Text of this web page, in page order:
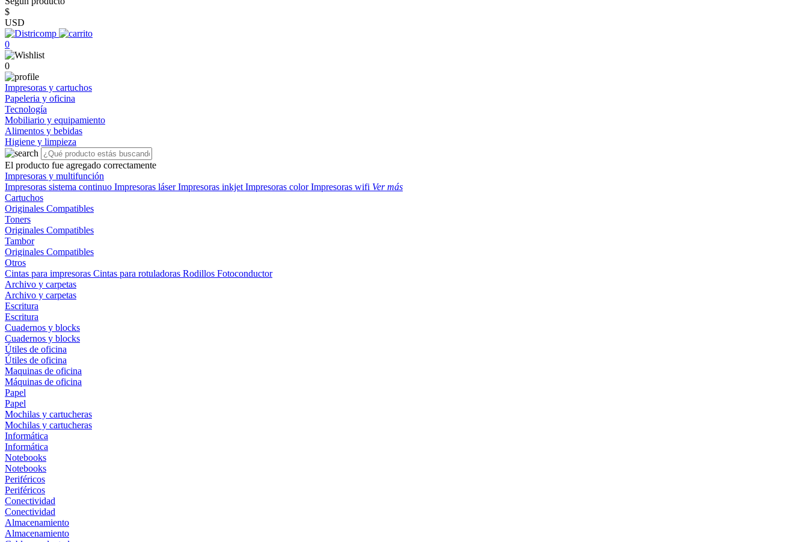
$
USD
0
0
Impresoras y cartuchos
Papeleria y oficina
Tecnología
Mobiliario y equipamiento
Alimentos y bebidas
Higiene y limpieza
El producto fue agregado correctamente
Impresoras y multifunción
Impresoras sistema continuo Impresoras láserImpresoras inkjet Impresoras colorImpresoras wifi Ver más
Cartuchos
Originales Compatibles
Toners
Originales Compatibles
Tambor
Originales Compatibles
Otros
Cintas para impresoras Cintas para rotuladoras Rodillos Fotoconductor
Archivo y carpetas
Archivo y carpetas
Escritura
Escritura
Cuadernos y blocks
Cuadernos y blocks
Útiles de oficina
Útiles de oficina
Maquinas de oficina
Máquinas de oficina
Papel
Papel
Mochilas y cartucheras
Mochilas y cartucheras
Informática
Informática
Notebooks
Notebooks
Periféricos
Periféricos
Conectividad
Conectividad
Almacenamiento
Almacenamiento